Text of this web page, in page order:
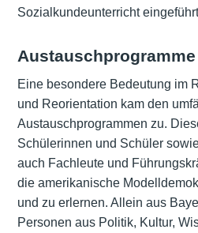
Sozialkundeunterricht
Austauschprogramme
Eine besondere Bedeutung im
und Reorientation kam den
Austauschprogrammen zu.
Schülerinnen und Schüler
auch Fachleute und
die amerikanische
und zu erlernen. Allein aus
Personen aus Politik, Kultur,